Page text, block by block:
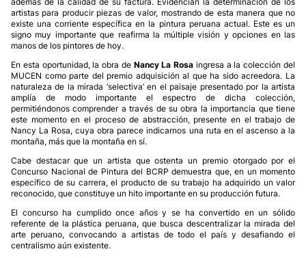
artistas para producir piezas de valor, mostrando de esta manera que no
existe una corriente específica en la pintura peruana actual. Este es un
signo muy importante que reafirma la múltiple visión y opciones en las
manos de los pintores de hoy.
En esta oportunidad, la obra de Nancy La Rosa ingresa a la colección del
MUCEN como parte del premio adquisición al que ha sido acreedora. La
naturaleza de la mirada ‘selectiva’ en el paisaje presentado por la artista
amplía de modo importante el espectro de dicha colección,
permitiéndonos comprender a través de su obra la importancia que tiene
este momento en el proceso de abstracción, presente en el trabajo de
Nancy La Rosa, cuya obra parece indicarnos una ruta en el ascenso a la
montaña, más que la montaña en sí.
Cabe destacar que un artista que ostenta un premio otorgado por el
Concurso Nacional de Pintura del BCRP demuestra que, en un momento
específico de su carrera, el producto de su trabajo ha adquirido un valor
reconocido, que constituye un hito importante en su producción futura.
El concurso ha cumplido once años y se ha convertido en un sólido
referente de la plástica peruana, que busca descentralizar la mirada del
arte peruano, convocando a artistas de todo el país y desafiando el
centralismo aún existente.